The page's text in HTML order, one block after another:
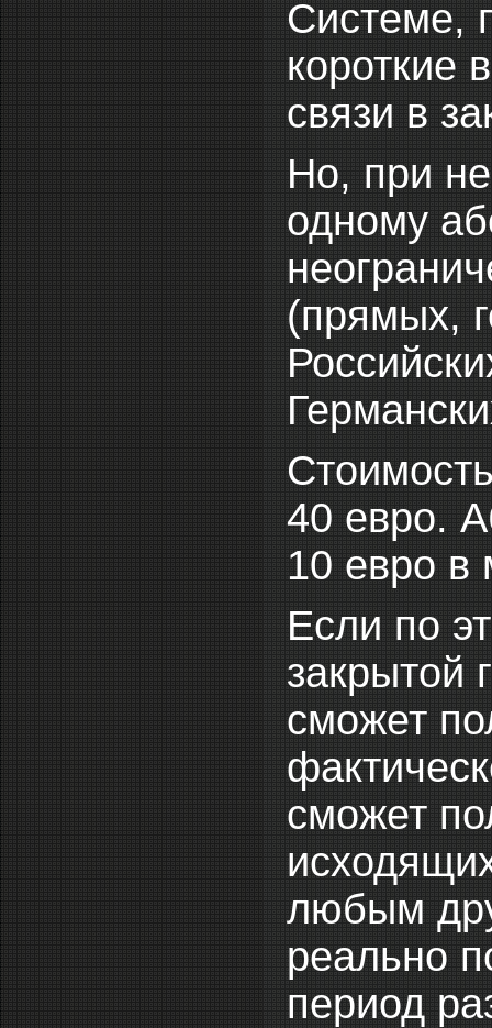
Системе,
короткие
связи в
Но, при
одному
(прямых,
40 евро.
10 евро в
Если по
закрытой
сможет
сможет
любым
реально
период